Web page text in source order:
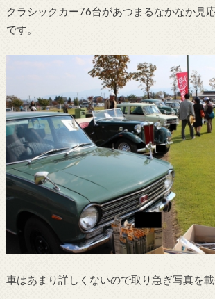
クラシックカー76台があつまるなかなか見
です。
車はあまり詳しくないので取り急ぎ写真を